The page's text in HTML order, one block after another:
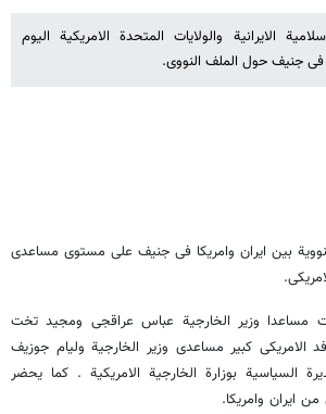
الایرانیة والولایات المتحدة الامریکیة الیوم
جنیف حول الملف النووی.
النوویة بین ایران وامریکا فی جنیف علی مستوی مساعدی
مساعدا وزیر الخارجیة عباس عراقجی ومجید تخت
کبیر مساعدی وزیر الخارجیة ولیام جوزیف
السیاسیة بوزارة الخارجیة الامریکیة . کما یحضر
من ایران وامریکا.